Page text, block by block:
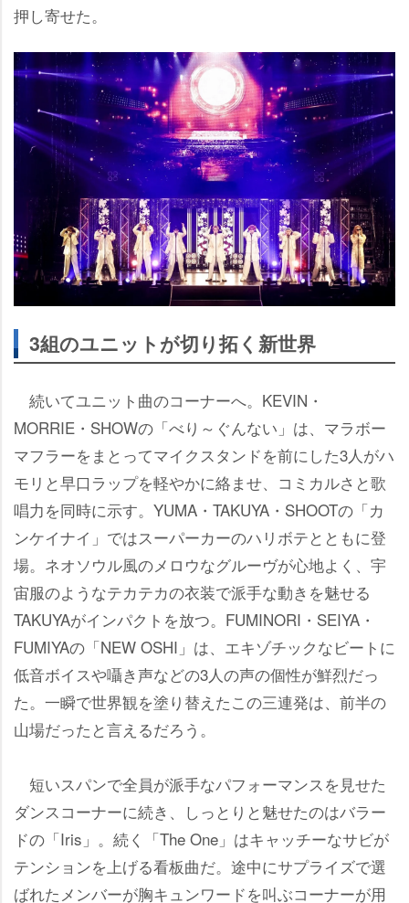
押し寄せた。
3組のユニットが切り拓く新世界
続いてユニット曲のコーナーへ。KEVIN・
MORRIE・SHOWの「べり～ぐんない」は、マラボー
マフラーをまとってマイクスタンドを前にした3人がハ
モリと早口ラップを軽やかに絡ませ、コミカルさと歌
唱力を同時に示す。YUMA・TAKUYA・SHOOTの「カ
ンケイナイ」ではスーパーカーのハリボテとともに登
場。ネオソウル風のメロウなグルーヴが心地よく、宇
宙服のようなテカテカの衣装で派手な動きを魅せる
TAKUYAがインパクトを放つ。FUMINORI・SEIYA・
FUMIYAの「NEW OSHI」は、エキゾチックなビートに
低音ボイスや囁き声などの3人の声の個性が鮮烈だっ
た。一瞬で世界観を塗り替えたこの三連発は、前半の
山場だったと言えるだろう。
短いスパンで全員が派手なパフォーマンスを見せた
ダンスコーナーに続き、しっとりと魅せたのはバラー
ドの「Iris」。続く「The One」はキャッチーなサビが
テンションを上げる看板曲だ。途中にサプライズで選
ばれたメンバーが胸キュンワードを叫ぶコーナーが用